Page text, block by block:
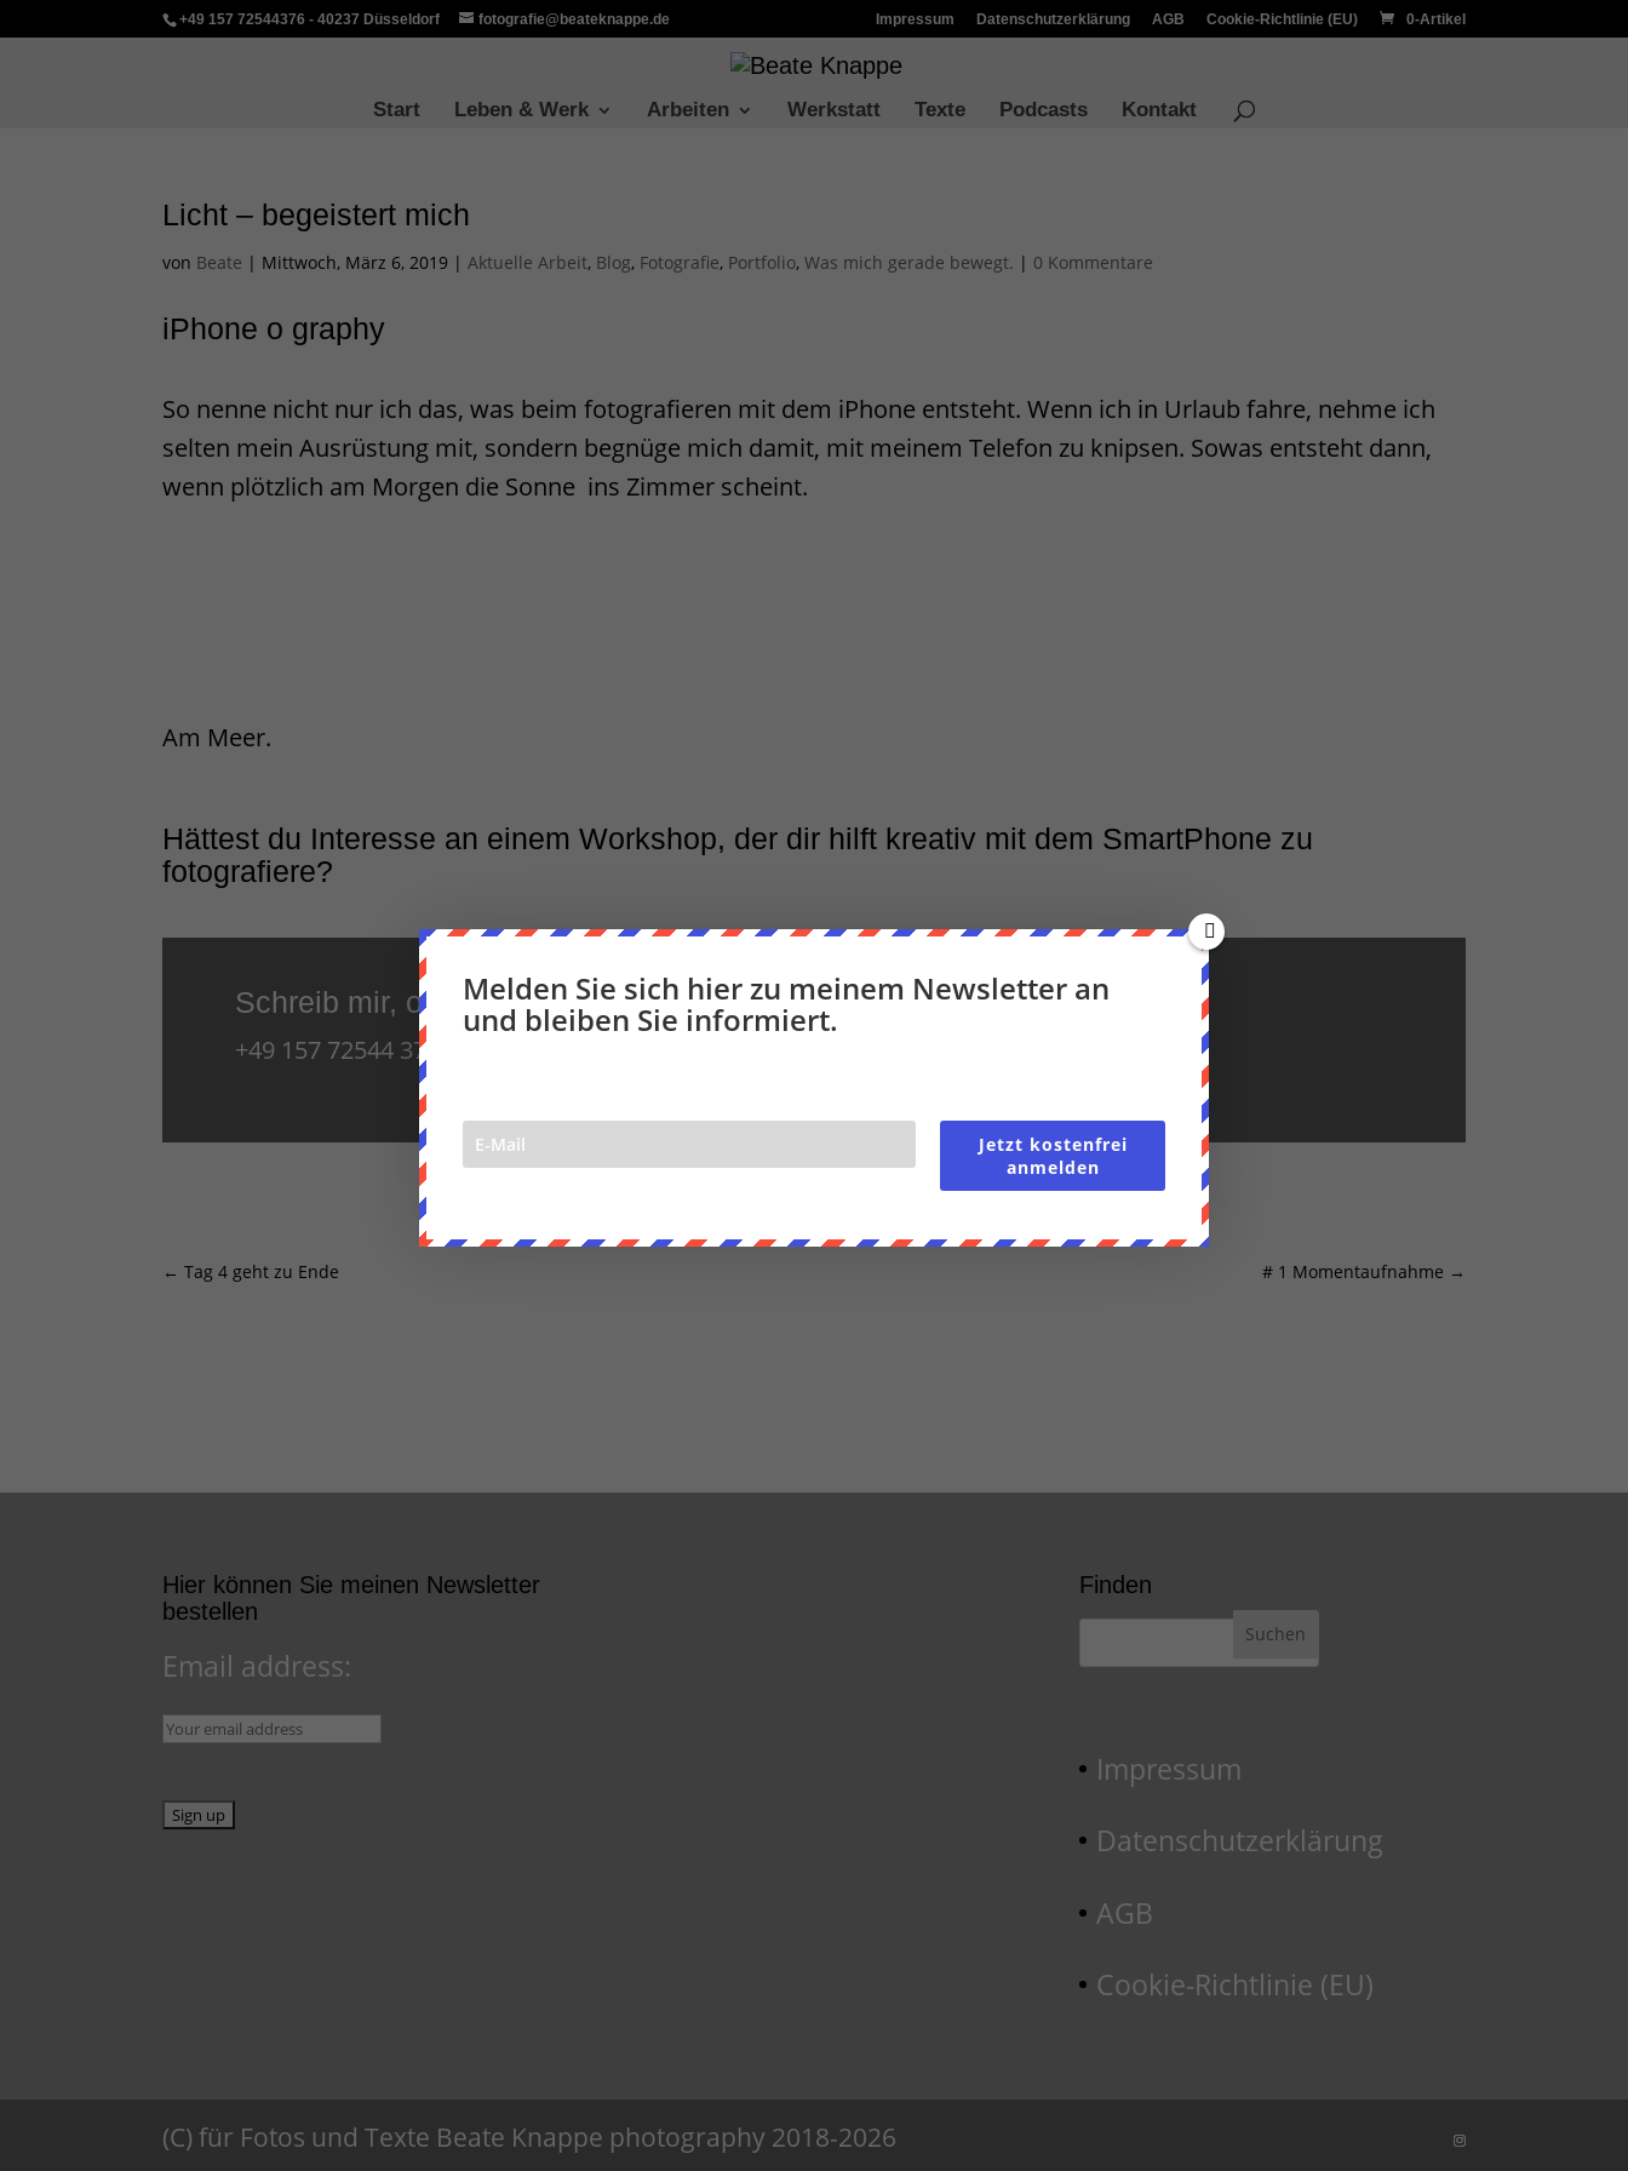
+49 157 72544376 - 40237 Düsseldorf fotografie@beateknappe.de Impressum Datenschutzerklärung AGB Cookie-Richtlinie (EU) 0-Artikel
Start Leben & Werk Arbeiten Werkstatt Texte Podcasts Kontakt
Licht – begeistert mich
von Beate | Mittwoch, März 6, 2019 |Aktuelle Arbeit, Blog, Fotografie, Portfolio,Was mich gerade bewegt. | 0 Kommentare
iPhone o graphy
So nenne nicht nur ich das, was beim fotografieren mit dem iPhone entsteht. Wenn ich in Urlaub fahre, nehme ich
selten mein Ausrüstung mit, sondern begnüge mich damit, mit meinem Telefon zu knipsen. Sowas entsteht dann,
wenn plötzlich am Morgen die Sonne ins Zimmer scheint.
Am Meer.
Hättest du Interesse an einem Workshop, der dir hilft kreativ mit dem SmartPhone zu
fotografiere?
Schreib mir, oder ruf mich an!
+49 157 72544 376 –
←Tag 4 geht zu Ende # 1 Momentaufnahme →
Hier können Sie meinen Newsletter
bestellen
Email address:
Finden
Impressum
Datenschutzerklärung
AGB
Cookie-Richtlinie (EU)
(C) für Fotos und Texte Beate Knappe photography 2018-2026
Melden Sie sich hier zu meinem Newsletter an
und bleiben Sie informiert.
Jetzt kostenfrei
anmelden